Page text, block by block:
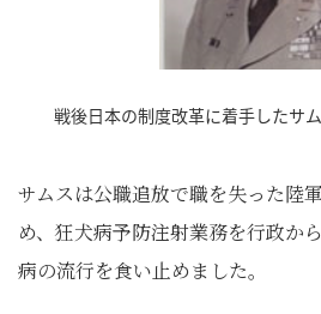
戦後日本の制度改革に着手したサ
サムスは公職追放で職を失った陸
め、狂犬病予防注射業務を行政か
病の流行を食い止めました。